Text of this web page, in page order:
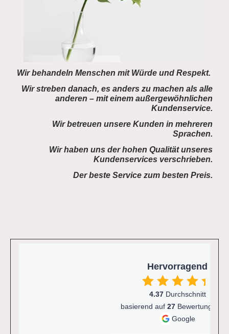
Wir behandeln Menschen mit Würde und Respekt.
Wir streben danach, es anders zu machen als alle
anderen – mit einem außergewöhnlichen
Kundenservice.
Wir betreuen unsere Kunden in mehreren
Sprachen.
Wir haben uns der hohen Qualität unseres
Kundenservices verschrieben.
Der beste Service zum besten Preis.
Hervorragend
4.37Durchschnitt
basierend auf 27 Bewertungen
Google